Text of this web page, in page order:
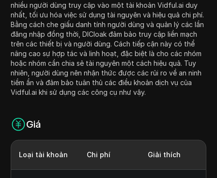
nhiều người dùng truy cập vào một tài khoản Vidful.ai duy
nhất, tối ưu hóa việc sử dụng tài nguyên và hiệu quả chi phí.
Bằng cách che giấu danh tính người dùng và quản lý các lần
đăng nhập đồng thời, DICloak đảm bảo truy cập liền mạch
trên các thiết bị và người dùng. Cách tiếp cận này có thể
nâng cao sự hợp tác và linh hoạt, đặc biệt là cho các nhóm
hoặc nhóm cần chia sẻ tài nguyên một cách hiệu quả. Tuy
nhiên, người dùng nên nhận thức được các rủi ro về an ninh
tiềm ẩn và đảm bảo tuân thủ các điều khoản dịch vụ của
Vidful.ai khi sử dụng các công cụ như vậy.
Giá
Loại tài khoản Chi phí Giải thích